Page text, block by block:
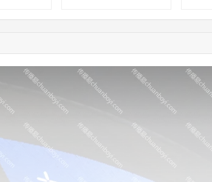
联系了该媒体所在商家